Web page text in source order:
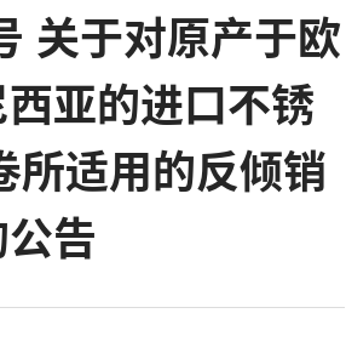
关于对原产于欧
亚的进口不锈
所适用的反倾销
告